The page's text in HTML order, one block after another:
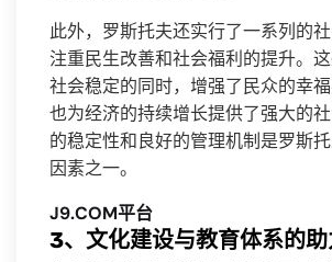
此外，罗斯托夫还实行了一系列的社
注重民生改善和社会福利的提升。
社会稳定的同时，增强了民众的幸福
也为经济的持续增长提供了强大的
的稳定性和良好的管理机制是罗斯
因素之一。
J9.COM平台
3、文化建设与教育体系的助